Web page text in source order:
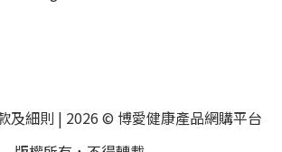
及細則 | 2026 © 博愛健康產品網購平台